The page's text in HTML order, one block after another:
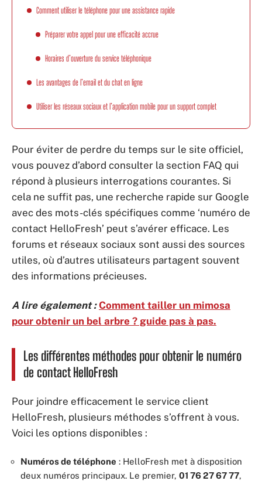
Comment utiliser le téléphone pour une assistance rapide
Préparer votre appel pour une efficacité accrue
Horaires d’ouverture du service téléphonique
Les avantages de l’email et du chat en ligne
Utiliser les réseaux sociaux et l’application mobile pour un support complet
Pour éviter de perdre du temps sur le site officiel,
vous pouvez d’abord consulter la section FAQ qui
répond à plusieurs interrogations courantes. Si
cela ne suffit pas, une recherche rapide sur Google
avec des mots-clés spécifiques comme ‘numéro de
contact HelloFresh’ peut s’avérer efficace. Les
forums et réseaux sociaux sont aussi des sources
utiles, où d’autres utilisateurs partagent souvent
des informations précieuses.
A lire également : Comment tailler un mimosa
pour obtenir un bel arbre ? guide pas à pas.
Les différentes méthodes pour obtenir le numéro
de contact HelloFresh
Pour joindre efficacement le service client
HelloFresh, plusieurs méthodes s’offrent à vous.
Voici les options disponibles :
Numéros de téléphone : HelloFresh met à disposition
deux numéros principaux. Le premier, 01 76 27 67 77,